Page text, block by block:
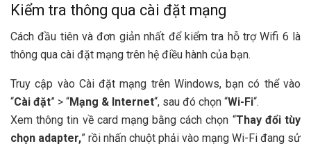
Kiểm tra thông qua cài đặt mạng
Cách đầu tiên và đơn giản nhất để kiểm tra hỗ trợ Wifi 6 là
thông qua cài đặt mạng trên hệ điều hành của bạn.
Truy cập vào Cài đặt mạng trên Windows, bạn có thể vào
“Cài đặt” > “Mạng & Internet“, sau đó chọn “Wi-Fi“.
Xem thông tin về card mạng bằng cách chọn “Thay đổi tùy
chọn adapter,” rồi nhấn chuột phải vào mạng Wi-Fi đang sử